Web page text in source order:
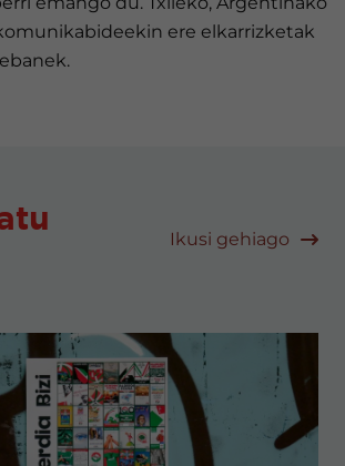
ere elkarrizketak
Ikusi gehiago